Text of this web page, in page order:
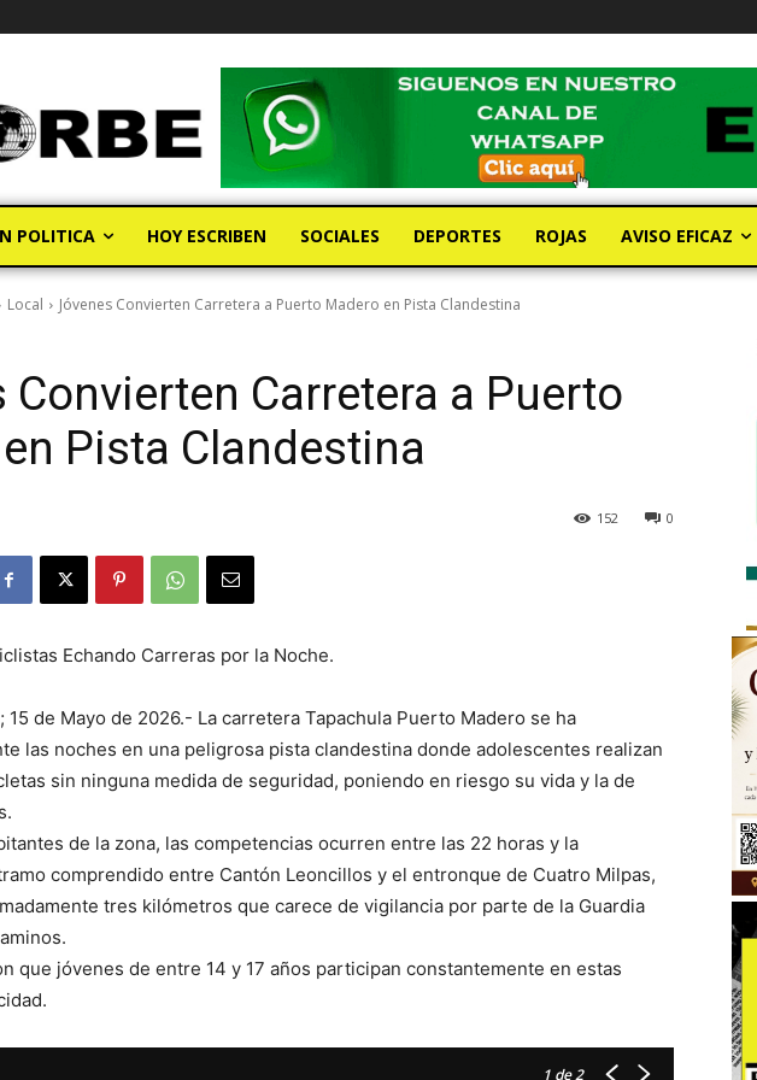
POLITICA HOY ESCRIBEN SOCIALES DEPORTES ROJAS AVISO EFICAZ
Local Jóvenes Convierten Carretera a Puerto Madero en Pista Clandestina
Convierten Carretera a Puerto
Pista Clandestina
0
152
Echando Carreras por la Noche.
15 de Mayo de 2026.- La carretera Tapachula Puerto Madero se ha
las noches en una peligrosa pista clandestina donde adolescentes realizan
sin ninguna medida de seguridad, poniendo en riesgo su vida y la de
de la zona, las competencias ocurren entre las 22 horas y la
comprendido entre Cantón Leoncillos y el entronque de Cuatro Milpas,
tres kilómetros que carece de vigilancia por parte de la Guardia
que jóvenes de entre 14 y 17 años participan constantemente en estas
1 de 2